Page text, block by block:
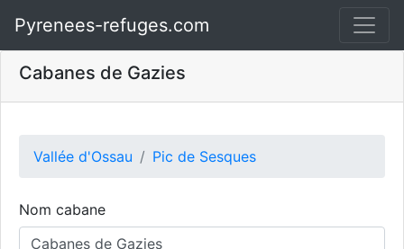
Pyrenees-refuges.com
Cabanes de Gazies
Vallée d'Ossau Pic de Sesques
Nom cabane